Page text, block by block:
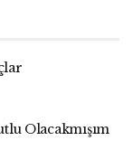
Olacakmışım